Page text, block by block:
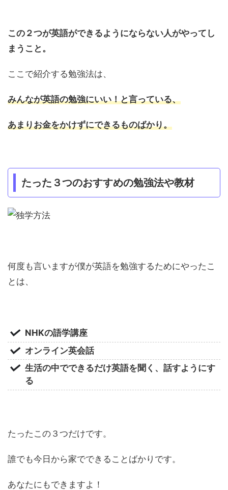
この２つが英語ができるようにならない人がやってし
まうこと。
ここで紹介する勉強法は、
みんなが英語の勉強にいい！と言っている、
あまりお金をかけずにできるものばかり。
たった３つのおすすめの勉強法や教材
何度も言いますが僕が英語を勉強するためにやったこ
とは、
NHKの語学講座
オンライン英会話
生活の中でできるだけ英語を聞く、話すようにす
る
たったこの３つだけです。
誰でも今日から家でできることばかりです。
あなたにもできますよ！